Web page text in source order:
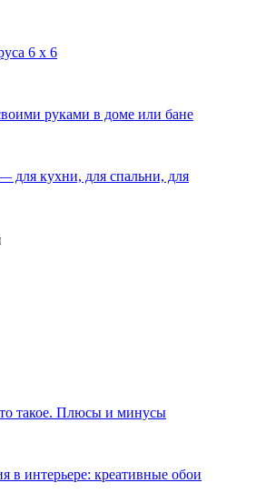
6 х 6
руками в доме или бане
для кухни, для спальни, для
такое. Плюсы и минусы
в интерьере: креативные обои